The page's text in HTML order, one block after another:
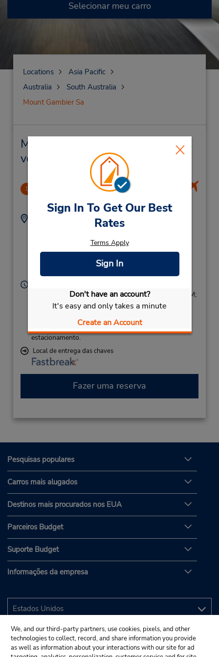
Sign In To Get Our Best
Rates
Terms Apply
Sign In
Don't have an account?
It's easy and only takes a minute
Create an Account
Selecionar meu carro
Locations
Asia Pacific
Australia
South Australia
Mount Gambier Sa
Mount Gambier Sa Locação de
veículo e lojas próximas
1 Mount Gambier Airport
Endereço:
Mount Gambier,
5290,
Australia
Sun 3:00 PM - 8:00 PM; Mon - Fri 8:00 AM - 8:00 PM;
Sat 9:00 AM - 11:00 AM
dentro do terminal, a uma curta distância do
estacionamento.
Local de entrega das chaves
Fazer uma reserva
Pesquisas populares
Carros mais alugados
Destinos mais procurados nos EUA
Parceiros Budget
Suporte Budget
Informações da empresa
We, and our third-party partners, use cookies, pixels, and other
technologies to collect, record, and share information you provide
as well as information about your interactions with our site for ad